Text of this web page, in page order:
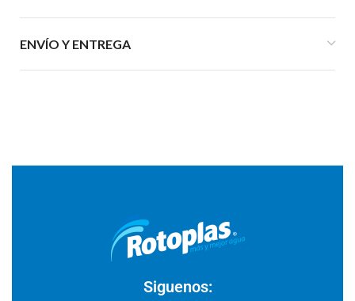
ENVÍO Y ENTREGA
Siguenos: